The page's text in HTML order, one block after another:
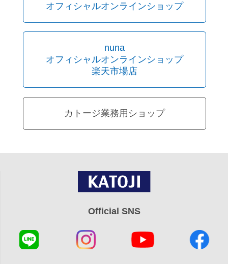
オフィシャルオンラインショップ
nuna
オフィシャルオンラインショップ
楽天市場店
カトージ業務用ショップ
Official SNS